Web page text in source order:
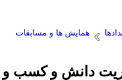
همایش ها و مسابقات
دانش و کسب و